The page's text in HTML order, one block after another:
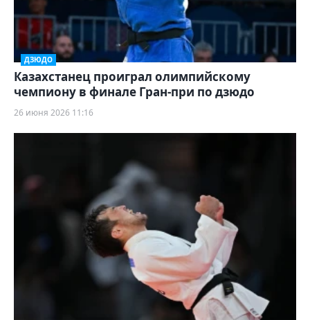
ДЗЮДО
Казахстанец проиграл олимпийскому
чемпиону в финале Гран-при по дзюдо
26 июня 2026 11:16